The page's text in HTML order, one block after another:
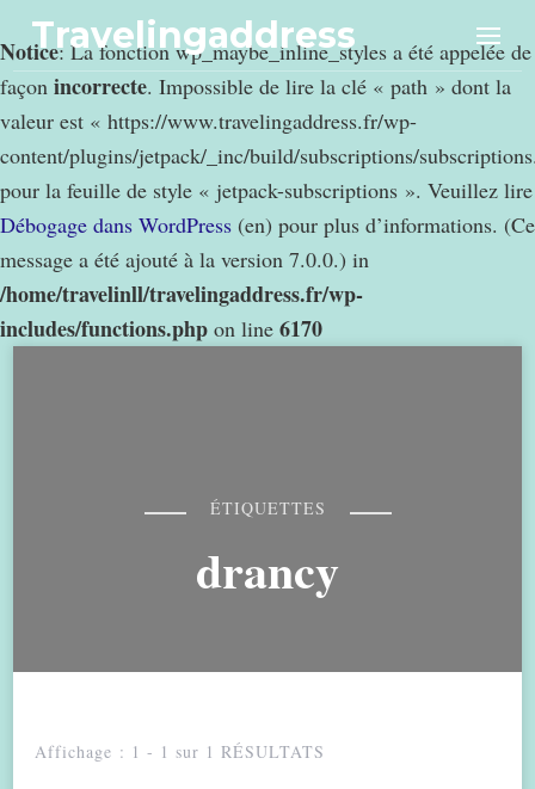
Notice: La fonction wp_maybe_inline_styles a été appelée de
façon incorrecte. Impossible de lire la clé « path » dont la
valeur est « https://www.travelingaddress.fr/wp-
content/plugins/jetpack/_inc/build/subscriptions/
pour la feuille de style « jetpack-subscriptions ». Veuillez lire
Débogage dans WordPress (en) pour plus d’informations. (Ce
message a été ajouté à la version 7.0.0.) in
/home/travelinll/travelingaddress.fr/wp-
includes/functions.php on line 6170
Travelingaddress
ÉTIQUETTES
drancy
Affichage : 1 - 1 sur 1 RÉSULTATS